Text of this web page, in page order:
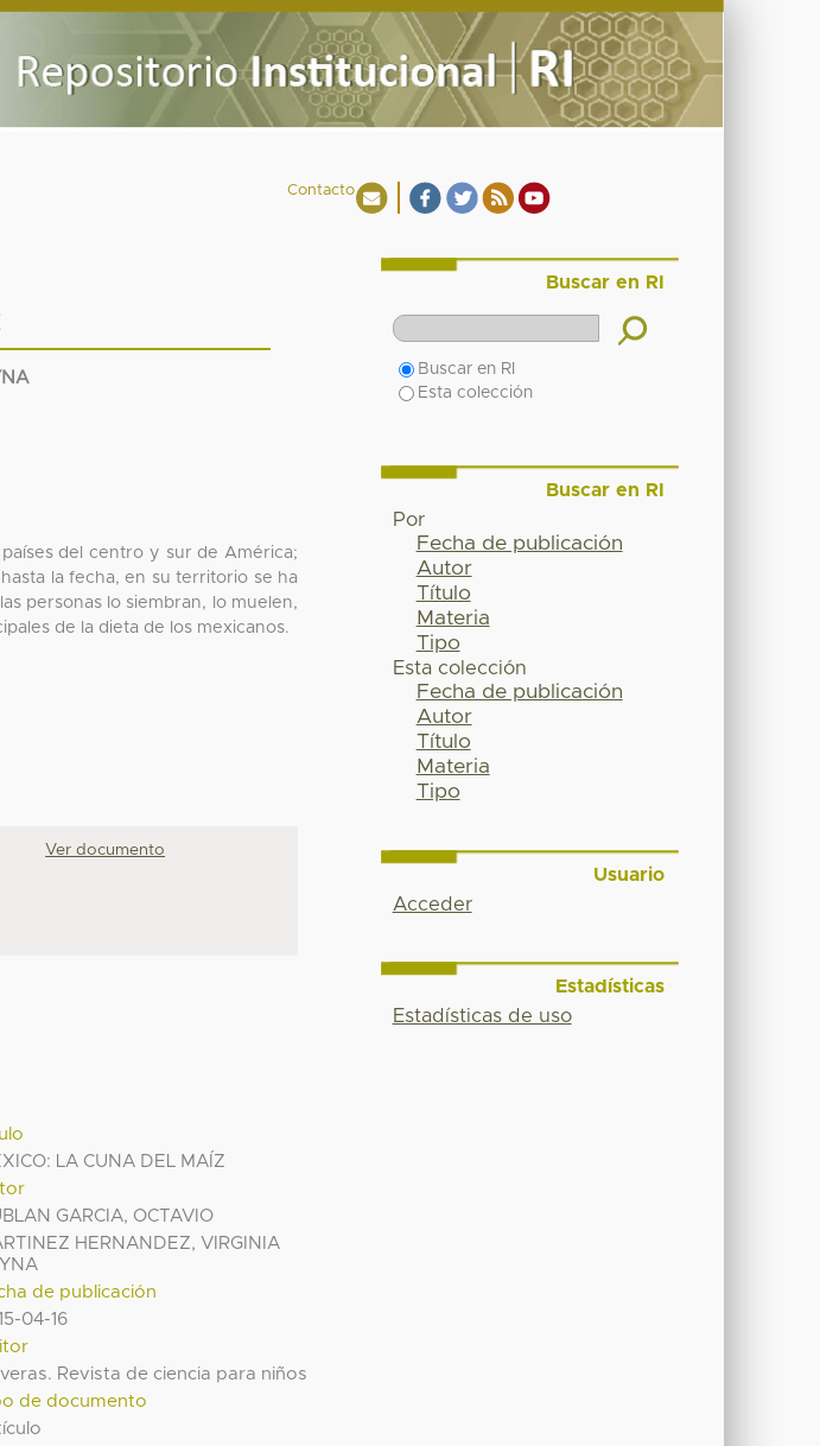
Contacto
del centro y sur de América;
la fecha, en su territorio se ha
personas lo siembran, lo muelen,
de la dieta de los mexicanos.
Ver documento
LA CUNA DEL MAÍZ
GARCIA, OCTAVIO
HERNANDEZ, VIRGINIA
de publicación
04-16
Revista de ciencia para niños
de documento
Buscar en RI
Buscar en RI
Esta colección
Buscar en RI
Por
Fecha de publicación
Autor
Título
Materia
Tipo
Esta colección
Fecha de publicación
Autor
Título
Materia
Tipo
Usuario
Acceder
Estadísticas
Estadísticas de uso